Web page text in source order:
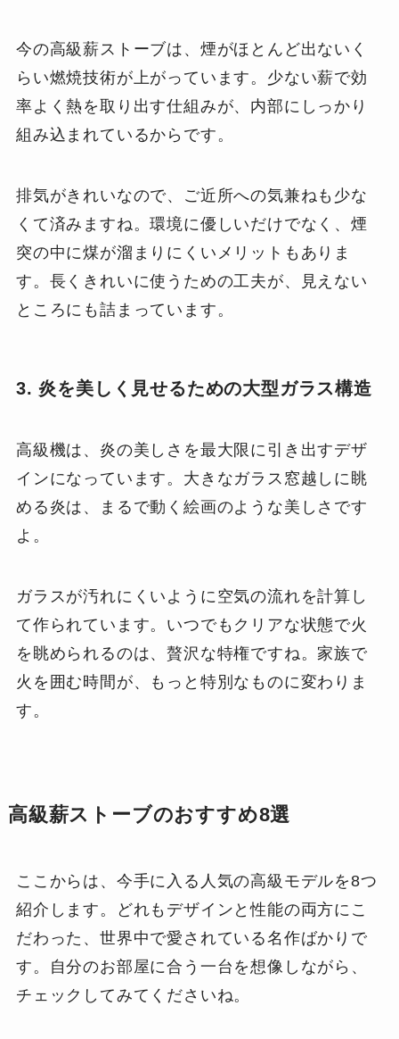
今の高級薪ストーブは、煙がほとんど出ないく
らい燃焼技術が上がっています。少ない薪で効
率よく熱を取り出す仕組みが、内部にしっかり
組み込まれているからです。
排気がきれいなので、ご近所への気兼ねも少な
くて済みますね。環境に優しいだけでなく、煙
突の中に煤が溜まりにくいメリットもありま
す。長くきれいに使うための工夫が、見えない
ところにも詰まっています。
3. 炎を美しく見せるための大型ガラス構造
高級機は、炎の美しさを最大限に引き出すデザ
インになっています。大きなガラス窓越しに眺
める炎は、まるで動く絵画のような美しさです
よ。
ガラスが汚れにくいように空気の流れを計算し
て作られています。いつでもクリアな状態で火
を眺められるのは、贅沢な特権ですね。家族で
火を囲む時間が、もっと特別なものに変わりま
す。
高級薪ストーブのおすすめ8選
ここからは、今手に入る人気の高級モデルを8つ
紹介します。どれもデザインと性能の両方にこ
だわった、世界中で愛されている名作ばかりで
す。自分のお部屋に合う一台を想像しながら、
チェックしてみてくださいね。